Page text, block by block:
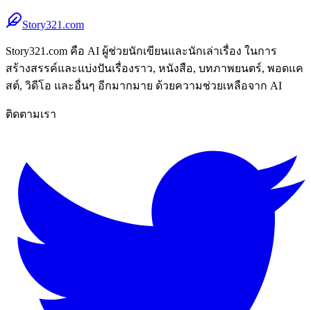
Story321.com
Story321.com คือ AI ผู้ช่วยนักเขียนและนักเล่าเรื่อง ในการ
สร้างสรรค์และแบ่งปันเรื่องราว, หนังสือ, บทภาพยนตร์, พอดแค
สต์, วิดีโอ และอื่นๆ อีกมากมาย ด้วยความช่วยเหลือจาก AI
ติดตามเรา